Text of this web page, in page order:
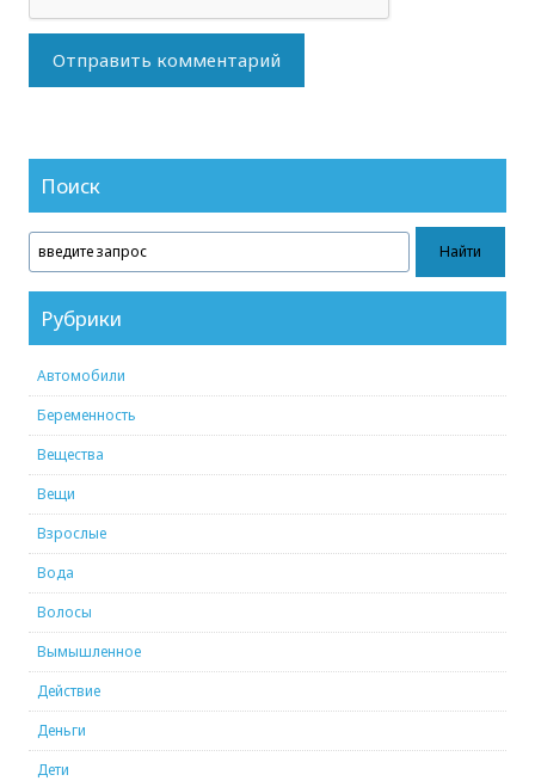
Поиск
Рубрики
Автомобили
Беременность
Вещества
Вещи
Взрослые
Вода
Волосы
Вымышленное
Действие
Деньги
Дети